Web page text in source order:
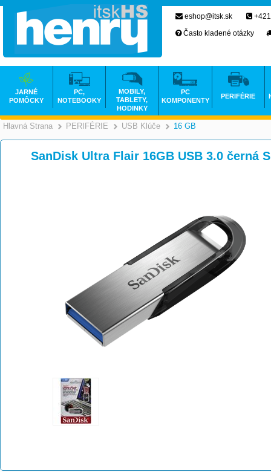
Hlavná Strana >
PERIFÉRIE >
USB Klúče >
16 GB
SanDisk Ultra Flair 16GB USB 3.0 černá
eshop@itsk.sk
Často kladené otázky
JARNÉ
POMÔCKY
PC,
NOTEBOOKY
MOBILY,
TABLETY,
HODINKY
PC
KOMPONENTY
PERIFÉRIE